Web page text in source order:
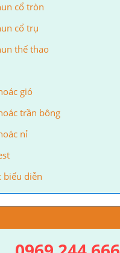
cổ tròn
cổ trụ
thể thao
gió
trần bông
nỉ
biểu diễn